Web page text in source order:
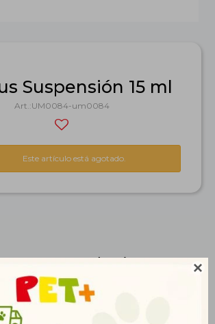

Suspensión 15 ml
UM0084-um0084
Este artículo está agotado.
que te pueden interesar